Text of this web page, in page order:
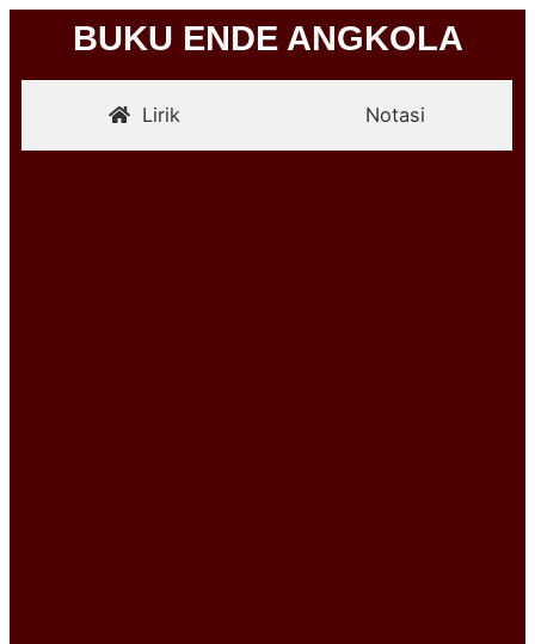
BUKU ENDE ANGKOLA
Lirik Notasi